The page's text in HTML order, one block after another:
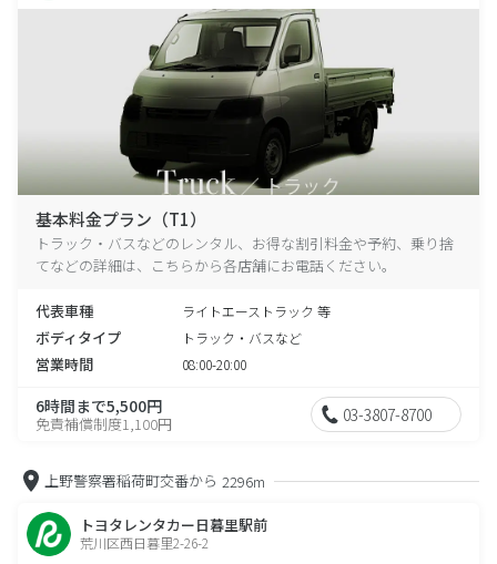
基本料金プラン（T1）
トラック・バスなどのレンタル、お得な割引料金や予約、乗り捨
てなどの詳細は、こちらから各店舗にお電話ください。
代表車種 ライトエーストラック 等
ボディタイプ トラック・バスなど
営業時間 08:00-20:00
6時間まで5,500円
免責補償制度1,100円 03-3807-8700
上野警察署稲荷町交番から 2296m
トヨタレンタカー日暮里駅前
荒川区西日暮里2-26-2